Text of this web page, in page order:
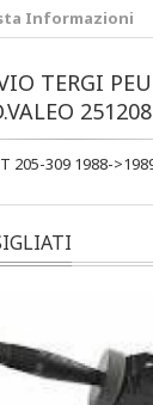
Informazioni
TERGI
251208
205-309 1988-